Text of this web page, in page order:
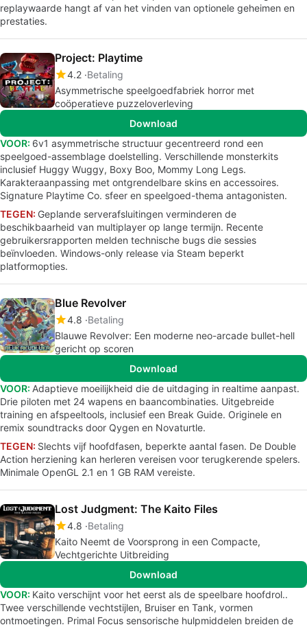
replaywaarde hangt af van het vinden van optionele geheimen en
prestaties.
Project: Playtime
4.2 Betaling
Asymmetrische speelgoedfabriek horror met
coöperatieve puzzeloverleving
Download
VOOR: 6v1 asymmetrische structuur gecentreerd rond een
speelgoed-assemblage doelstelling. Verschillende monsterkits
inclusief Huggy Wuggy, Boxy Boo, Mommy Long Legs.
Karakteraanpassing met ontgrendelbare skins en accessoires.
Signature Playtime Co. sfeer en speelgoed-thema antagonisten.
TEGEN: Geplande serverafsluitingen verminderen de
beschikbaarheid van multiplayer op lange termijn. Recente
gebruikersrapporten melden technische bugs die sessies
beïnvloeden. Windows-only release via Steam beperkt
platformopties.
Blue Revolver
4.8 Betaling
Blauwe Revolver: Een moderne neo-arcade bullet-hell
gericht op scoren
Download
VOOR: Adaptieve moeilijkheid die de uitdaging in realtime aanpast.
Drie piloten met 24 wapens en baancombinaties. Uitgebreide
training en afspeeltools, inclusief een Break Guide. Originele en
remix soundtracks door Qygen en Novaturtle.
TEGEN: Slechts vijf hoofdfasen, beperkte aantal fasen. De Double
Action herziening kan herleren vereisen voor terugkerende spelers.
Minimale OpenGL 2.1 en 1 GB RAM vereiste.
Lost Judgment: The Kaito Files
4.8 Betaling
Kaito Neemt de Voorsprong in een Compacte,
Vechtgerichte Uitbreiding
Download
VOOR: Kaito verschijnt voor het eerst als de speelbare hoofdrol..
Twee verschillende vechtstijlen, Bruiser en Tank, vormen
ontmoetingen. Primal Focus sensorische hulpmiddelen breiden de